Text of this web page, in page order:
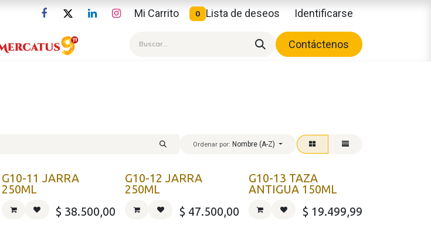
Mi Carrito 0 Lista de deseos Identificarse
Contáctenos
Ordenar por: Nombre (A-Z)
G10-11 JARRA
250ML
$ 38.500,00
G10-12 JARRA
250ML
$ 47.500,00
G10-13 TAZA
ANTIGUA 150ML
$ 19.499,99